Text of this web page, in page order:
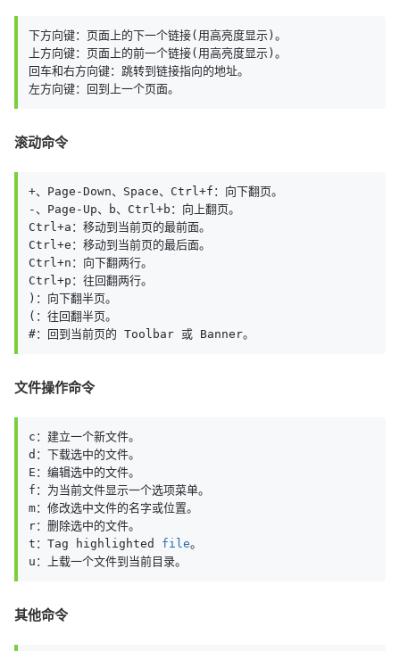
下方向键：页面上的下一个链接(用高亮度显示)。
上方向键：页面上的前一个链接(用高亮度显示)。
回车和右方向键：跳转到链接指向的地址。
左方向键：回到上一个页面。
滚动命令
+、Page-Down、Space、Ctrl+f：向下翻页。
-、Page-Up、b、Ctrl+b：向上翻页。
Ctrl+a：移动到当前页的最前面。
Ctrl+e：移动到当前页的最后面。
Ctrl+n：向下翻两行。
Ctrl+p：往回翻两行。
)：向下翻半页。
(：往回翻半页。
#：回到当前页的 Toolbar 或 Banner。
文件操作命令
c：建立一个新文件。
d：下载选中的文件。
E：编辑选中的文件。
f：为当前文件显示一个选项菜单。
m：修改选中文件的名字或位置。
r：删除选中的文件。
t：Tag highlighted file。
u：上载一个文件到当前目录。
其他命令